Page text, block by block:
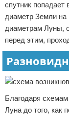
спутник попадает
диаметр Земли на
диаметрам Луны,
перед этим,
Благодаря
Луна до того, как